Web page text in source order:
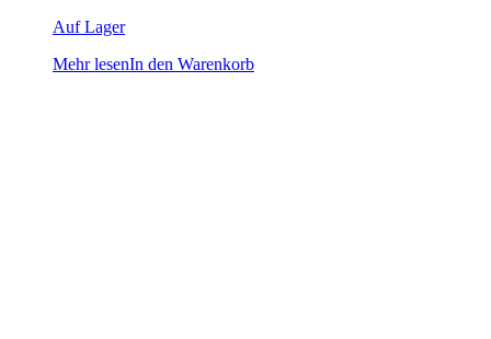
Auf Lager
Mehr lesenIn den Warenkorb